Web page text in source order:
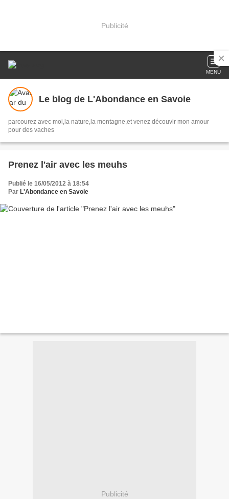
Publicité
MENU
Le blog de L'Abondance en Savoie
parcourez avec moi,la nature,la montagne,et venez découvir mon amour
pour des vaches
Prenez l'air avec les meuhs
Publié le 16/05/2012 à 18:54
Par L'Abondance en Savoie
Publicité